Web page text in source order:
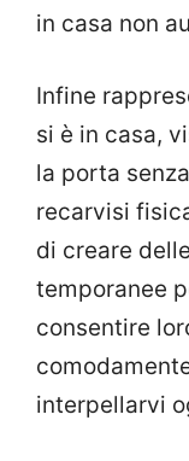
in casa non
Infine
si è in casa,
la porta
recarvisi
di creare
temporanee
consentire
interpellarvi